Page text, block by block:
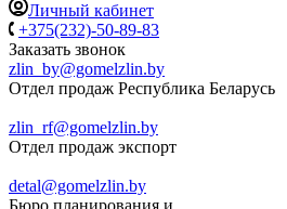
Личный кабинет
+375(232)-50-89-83
Заказать звонок
zlin_by@gomelzlin.by
Отдел продаж Республика Беларусь
zlin_rf@gomelzlin.by
Отдел продаж экспорт
detal@gomelzlin.by
Бюро планирования и